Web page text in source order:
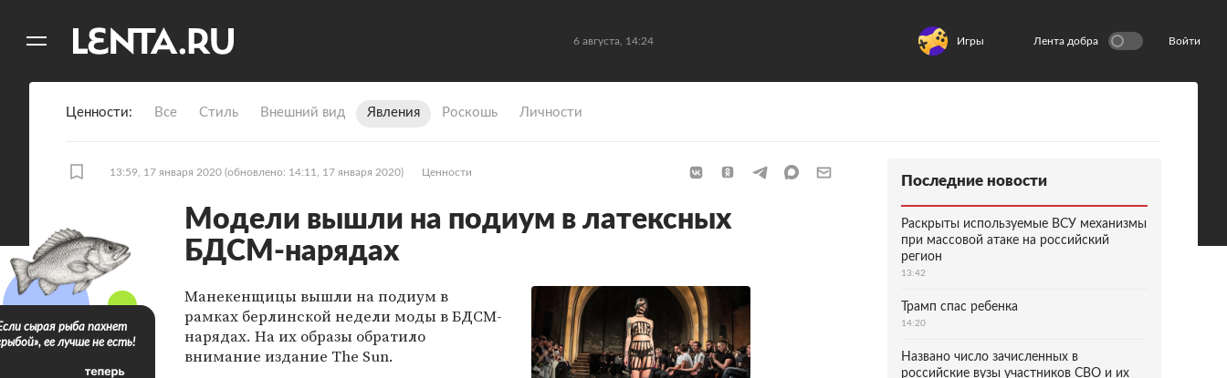
6 августа, 14:24 Игры Лента добра Войти
Ценности Все Стиль Внешний вид Явления Роскошь Личности
13:59, 17 января 2020 (обновлено: 14:11, 17 января 2020) Ценности
Модели вышли на подиум в латексных
БДСМ-нарядах
Манекенщицы вышли на подиум в
рамках берлинской недели моды в БДСМ-
нарядах. На их образы обратило
внимание издание The Sun.
сырая рыба пахнет
ее лучше не есть!
Последние новости
Раскрыты используемые ВСУ механизмы
при массовой атаке на российский
регион
13:42
Трамп спас ребенка
14:20
Названо число зачисленных в
российские вузы участников СВО и их